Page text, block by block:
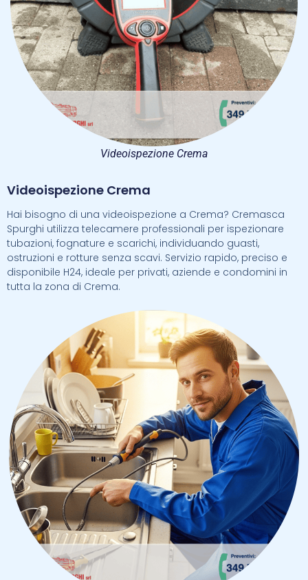
Videoispezione Crema
Videoispezione Crema
Hai bisogno di una videoispezione a Crema? Cremasca
Spurghi utilizza telecamere professionali per ispezionare
tubazioni, fognature e scarichi, individuando guasti,
ostruzioni e rotture senza scavi. Servizio rapido, preciso e
disponibile H24, ideale per privati, aziende e condomini in
tutta la zona di Crema.